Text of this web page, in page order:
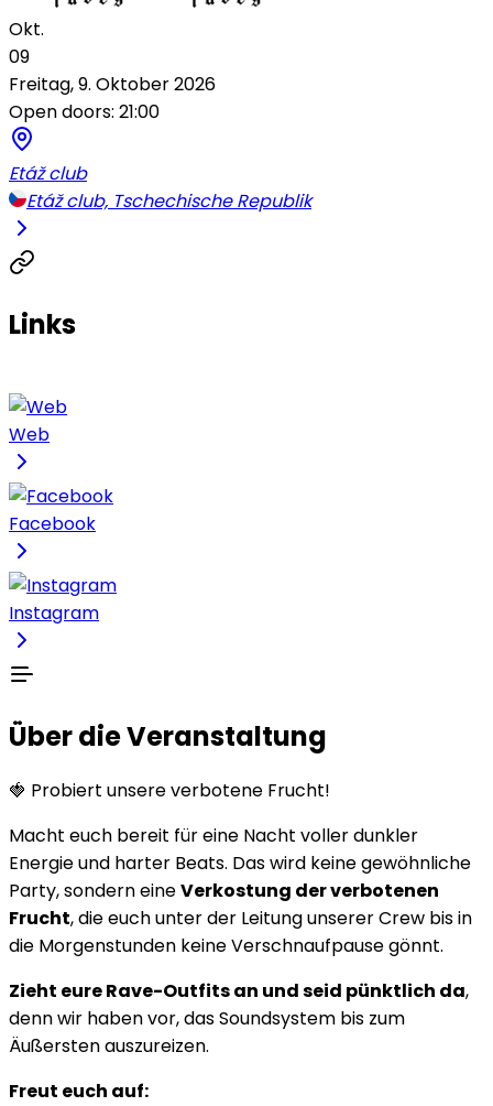
Okt.
09
Freitag, 9. Oktober 2026
Open doors: 21:00
Etáž club
Etáž club, Tschechische Republik
Links
Web
Facebook
Instagram
Über die Veranstaltung
🍓 Probiert unsere verbotene Frucht!
Macht euch bereit für eine Nacht voller dunkler
Energie und harter Beats. Das wird keine gewöhnliche
Party, sondern eineVerkostung der verbotenen
Frucht, die euch unter der Leitung unserer Crew bis in
die Morgenstunden keine Verschnaufpause gönnt.
Zieht eure Rave-Outfits an und seid pünktlich da,
denn wir haben vor, das Soundsystem bis zum
Äußersten auszureizen.
Freut euch auf: